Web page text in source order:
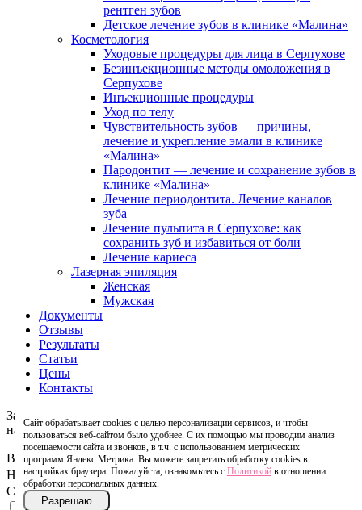
рентген зубов
Детское лечение зубов в клинике «Малина»
Косметология
Уходовые процедуры для лица в Серпухове
Безинъекционные методы омоложения в
Серпухове
Инъекционные процедуры
Уход по телу
Чувствительность зубов — причины,
лечение и укрепление эмали в клинике
«Малина»
Пародонтит — лечение и сохранение зубов в
клинике «Малина»
Лечение периодонтита. Лечение каналов
зуба
Лечение пульпита в Серпухове: как
сохранить зуб и избавиться от боли
Лечение кариеса
Лазерная эпиляция
Женская
Мужская
Документы
Отзывы
Результаты
Статьи
Цены
Контакты
Записаться
на консультацию
Ваше имя
Номер телефона
Согласие
Сайт обрабатывает cookies с целью персонализации сервисов, и чтобы
пользоваться веб-сайтом было удобнее. С их помощью мы проводим анализ
посещаемости сайта и звонков, в т.ч. с использованием метрических
программ Яндекс.Метрика. Вы можете запретить обработку cookies в
настройках браузера. Пожалуйста, ознакомьтесь с Политикойв отношении
обработки персональных данных.
Разрешаю